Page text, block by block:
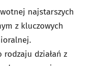
najstarszych
z kluczowych
działań z